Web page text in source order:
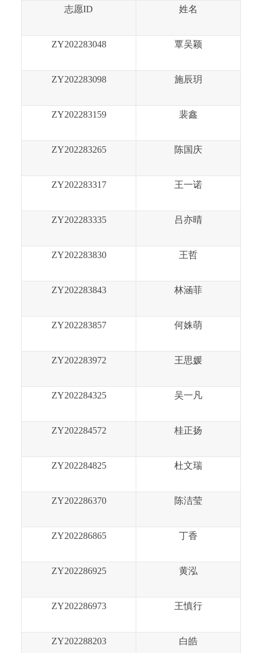
志愿ID 姓名
ZY202283048 覃吴颖
ZY202283098 施辰玥
ZY202283159 裴鑫
ZY202283265 陈国庆
ZY202283317 王一诺
ZY202283335 吕亦晴
ZY202283830 王哲
ZY202283843 林涵菲
ZY202283857 何姝萌
ZY202283972 王思媛
ZY202284325 吴一凡
ZY202284572 桂正扬
ZY202284825 杜文瑞
ZY202286370 陈洁莹
ZY202286865 丁香
ZY202286925 黄泓
ZY202286973 王慎行
ZY202288203 白皓